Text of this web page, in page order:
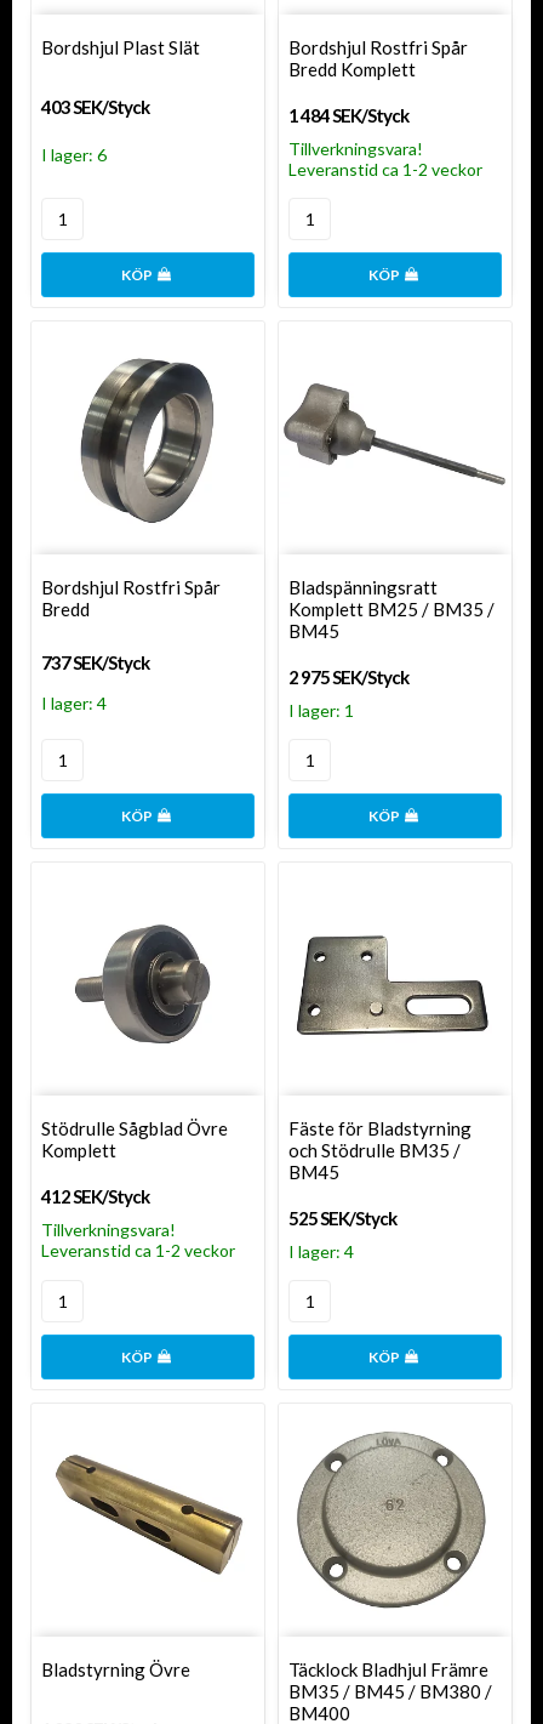
Bordshjul Plast Slät
403 SEK/Styck
I lager: 6
KÖP
Bordshjul Rostfri Spår
Bredd Komplett
1 484 SEK/Styck
Tillverkningsvara!
Leveranstid ca 1-2 veckor
KÖP
Bordshjul Rostfri Spår
Bredd
737 SEK/Styck
I lager: 4
KÖP
Bladspänningsratt
Komplett BM25 / BM35 /
BM45
2 975 SEK/Styck
I lager: 1
KÖP
Stödrulle Sågblad Övre
Komplett
412 SEK/Styck
Tillverkningsvara!
Leveranstid ca 1-2 veckor
KÖP
Fäste för Bladstyrning
och Stödrulle BM35 /
BM45
525 SEK/Styck
I lager: 4
KÖP
Bladstyrning Övre
Täcklock Bladhjul Främre
BM35 / BM45 / BM380 /
BM400